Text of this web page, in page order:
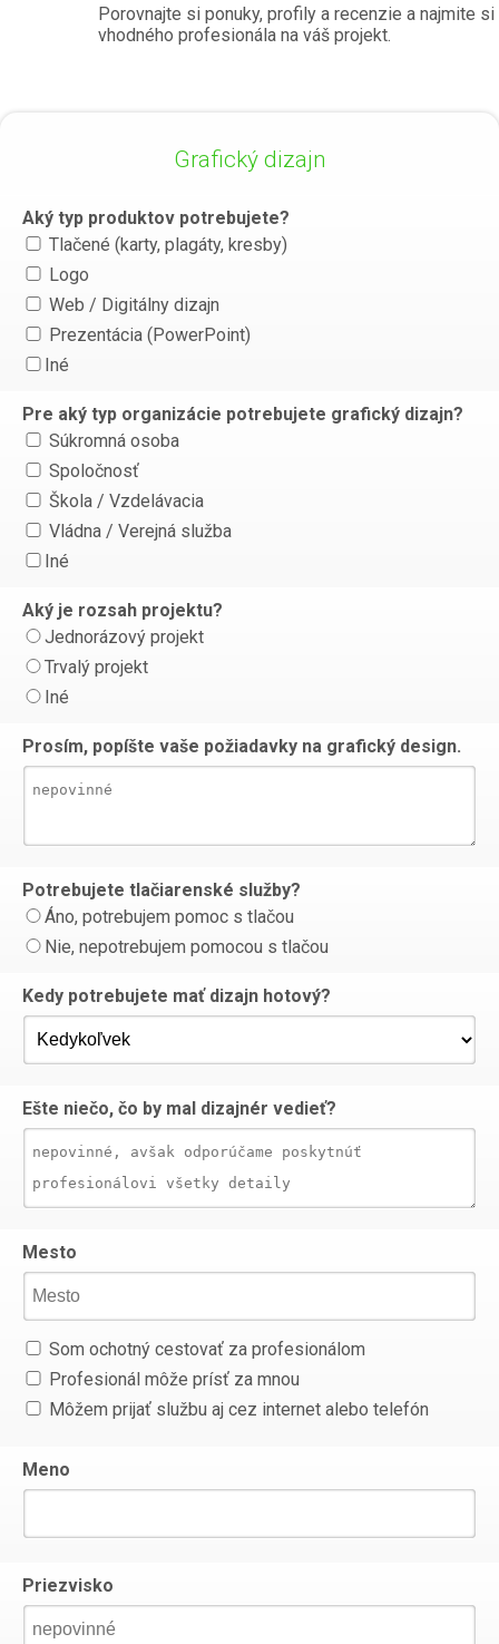
Porovnajte si ponuky, profily a recenzie a najmite si
vhodného profesionála na váš projekt.
Grafický dizajn
Aký typ produktov potrebujete?
Tlačené (karty, plagáty, kresby)
Logo
Web / Digitálny dizajn
Prezentácia (PowerPoint)
Iné
Pre aký typ organizácie potrebujete grafický dizajn?
Súkromná osoba
Spoločnosť
Škola / Vzdelávacia
Vládna / Verejná služba
Iné
Aký je rozsah projektu?
Jednorázový projekt
Trvalý projekt
Iné
Prosím, popíšte vaše požiadavky na grafický design.
Potrebujete tlačiarenské služby?
Áno, potrebujem pomoc s tlačou
Nie, nepotrebujem pomocou s tlačou
Kedy potrebujete mať dizajn hotový?
Ešte niečo, čo by mal dizajnér vedieť?
Mesto
Som ochotný cestovať za profesionálom
Profesionál môže prísť za mnou
Môžem prijať službu aj cez internet alebo telefón
Meno
Priezvisko